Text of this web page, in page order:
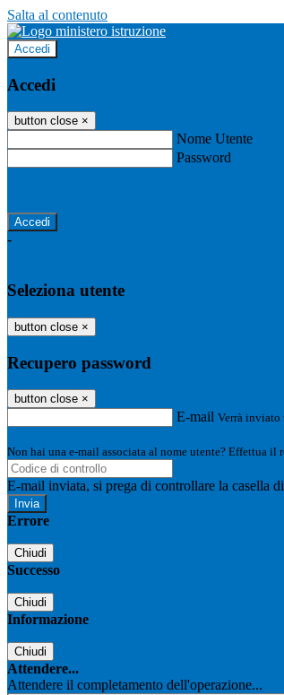
Salta al contenuto
Accedi
Accedi
button close ×
Nome Utente
Password
-
Seleziona utente
button close ×
Recupero password
button close ×
E-mail Verrà inviato
Non hai una e-mail associata al nome utente? Effettua il
E-mail inviata, si prega di controllare la casella
Errore
Chiudi
Successo
Chiudi
Informazione
Chiudi
Attendere...
Attendere il completamento dell'operazione...